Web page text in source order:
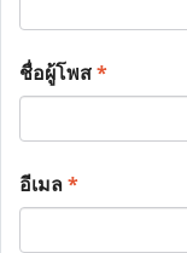
ชื่อผู้โพส*
อีเมล*